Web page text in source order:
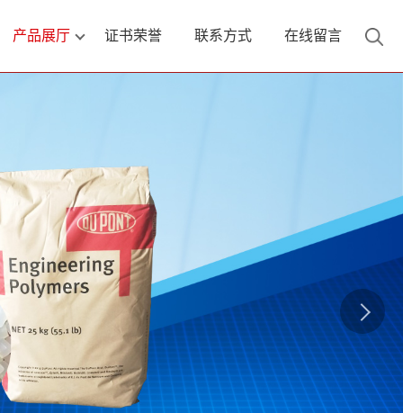
产品展厅 证书荣誉 联系方式 在线留言